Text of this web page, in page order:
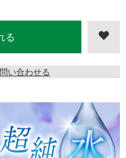
い合わせる